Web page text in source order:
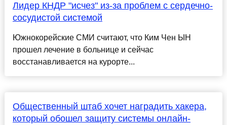
Лидер КНДР "исчез" из-за проблем с сердечно-
сосудистой системой
Южнокорейские СМИ считают, что Ким Чен ЫН
прошел лечение в больнице и сейчас
восстанавливается на курорте...
Общественный штаб хочет наградить хакера,
который обошел защиту системы онлайн-